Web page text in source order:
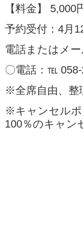
【料金】
予約受付：4月
電話またはメ
〇電話：℡ 058-
※全席自由、整
※キャンセルポ
100％のキャン